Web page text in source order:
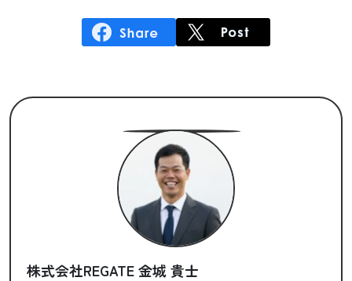
株式会社REGATE 金城 貴士